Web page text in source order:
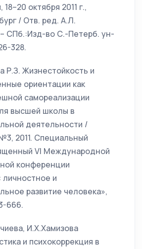
октября 2011 г.,
/ Отв. ред. А.Л.
СПб.:Изд-во С.-Петерб. ун-
328.
Р.З. Жизнестойкость и
ориентации как
самореализации
высшей школы в
деятельности /
2011. Специальный
VI Международной
конференции
личностное и
развитие человека»,
666.
И.Х.Хамизова
и психокоррекция в